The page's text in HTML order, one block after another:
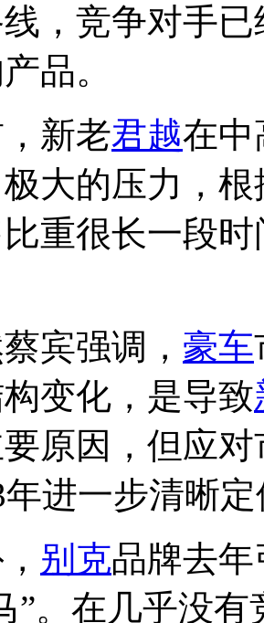
，竞争对手
品。
新老君越在中
大的压力，
比重很长一段
强调， 豪车
变化，是导致
原因，但应
年进一步清晰
别克品牌去
”。在几乎没